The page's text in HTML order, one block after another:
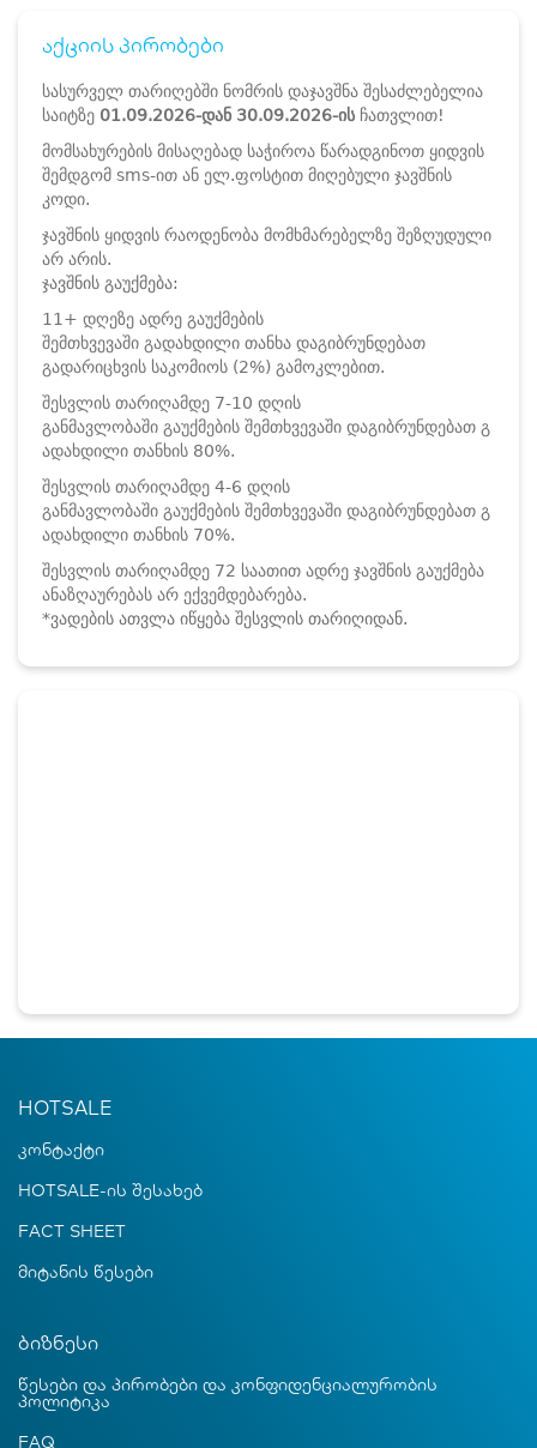
აქციის პირობები
სასურველ თარიღებში ნომრის დაჯავშნა შესაძლებელია
საიტზე 01.09.2026-დან 30.09.2026-ის ჩათვლით!
მომსახურების მისაღებად საჭიროა წარადგინოთ ყიდვის
შემდგომ sms-ით ან ელ.ფოსტით მიღებული ჯავშნის
კოდი.
ჯავშნის ყიდვის რაოდენობა მომხმარებელზე შეზღუდული
არ არის.
ჯავშნის გაუქმება:
11+ დღეზე ადრე გაუქმების
შემთხვევაში გადახდილი თანხა დაგიბრუნდებათ
გადარიცხვის საკომიოს (2%) გამოკლებით.
შესვლის თარიღამდე 7-10 დღის
განმავლობაში გაუქმების შემთხვევაში დაგიბრუნდებათ გ
ადახდილი თანხის 80%.
შესვლის თარიღამდე 4-6 დღის
განმავლობაში გაუქმების შემთხვევაში დაგიბრუნდებათ გ
ადახდილი თანხის 70%.
შესვლის თარიღამდე 72 საათით ადრე ჯავშნის გაუქმება
ანაზღაურებას არ ექვემდებარება.
*ვადების ათვლა იწყება შესვლის თარიღიდან.
HOTSALE
კონტაქტი
HOTSALE-ის შესახებ
FACT SHEET
მიტანის წესები
ბიზნესი
წესები და პირობები და კონფიდენციალურობის
პოლიტიკა
FAQ